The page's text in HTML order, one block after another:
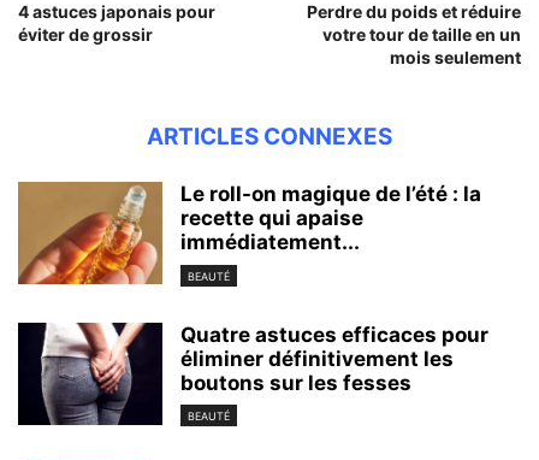
4 astuces japonais pour
éviter de grossir
Perdre du poids et réduire
votre tour de taille en un
mois seulement
ARTICLES CONNEXES
Le roll-on magique de l’été : la
recette qui apaise
immédiatement...
BEAUTÉ
Quatre astuces efficaces pour
éliminer définitivement les
boutons sur les fesses
BEAUTÉ